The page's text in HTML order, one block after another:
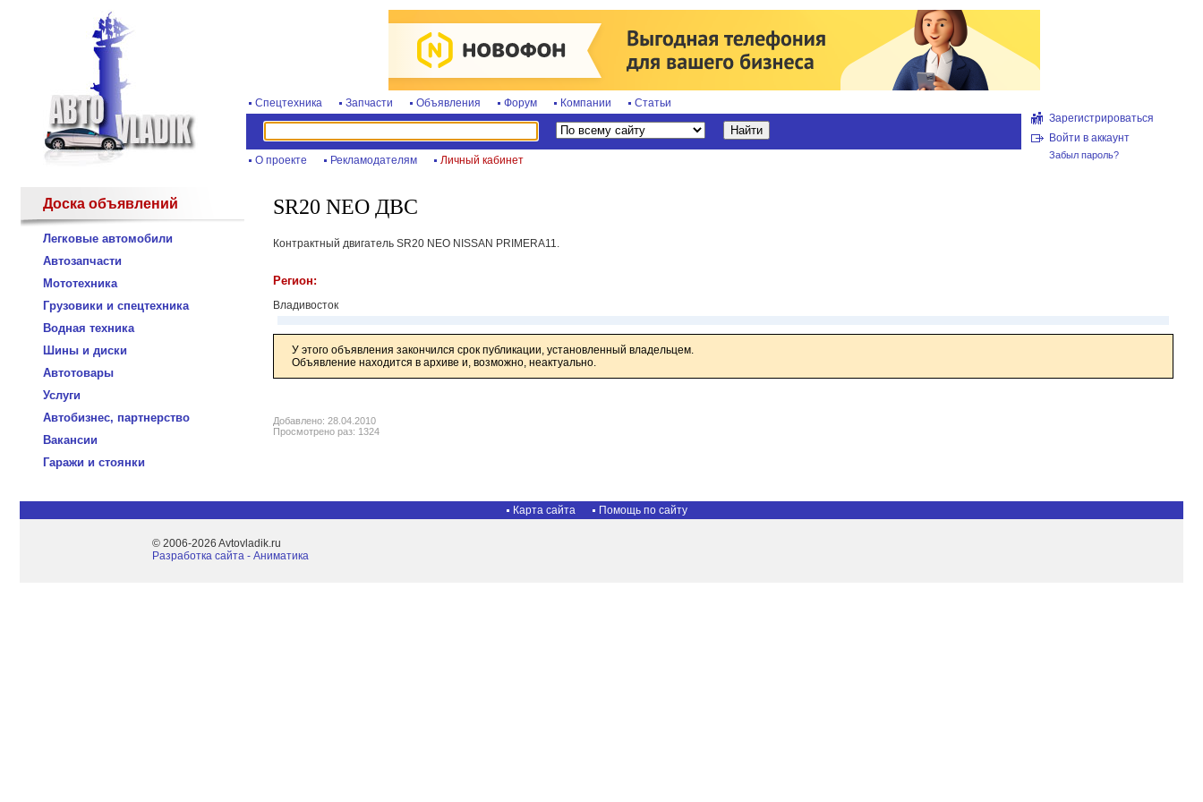
Спецтехника Запчасти Объявления Форум Компании Статьи
О проекте Рекламодателям Личный кабинет
Зарегистрироваться
Войти в аккаунт
Забыл пароль?
Доска объявлений
Легковые автомобили
Автозапчасти
Мототехника
Грузовики и спецтехника
Водная техника
Шины и диски
Автотовары
Услуги
Автобизнес, партнерство
Вакансии
Гаражи и стоянки
SR20 NEO ДВС
Контрактный двигатель SR20 NEO NISSAN PRIMERA11.
Регион:
Владивосток
У этого объявления закончился срок публикации, установленный владельцем.
Объявление находится в архиве и, возможно, неактуально.
Добавлено: 28.04.2010
Просмотрено раз: 1324
Карта сайта Помощь по сайту
© 2006-2026 Avtovladik.ru
Разработка сайта - Aниматика